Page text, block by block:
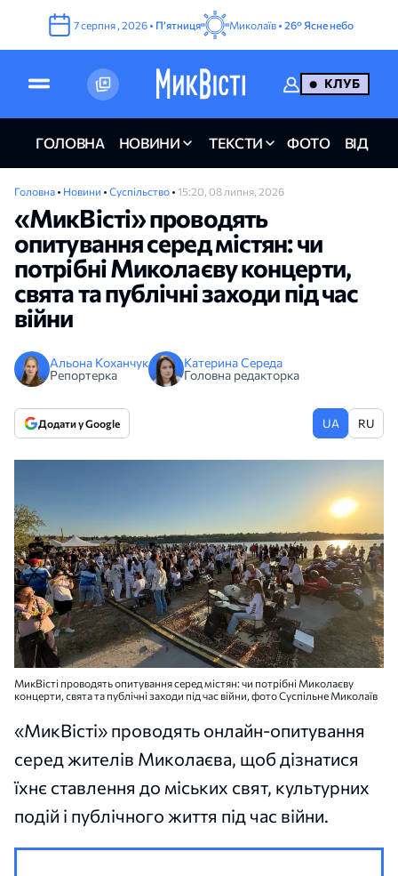
7серпня , 2026 • Пʼятниця Миколаїв • 26° Ясне небо
КЛУБ
ГОЛОВНА НОВИНИ ТЕКСТИ ФОТО ВІДЕО
Головна • Новини • Суспільство • 15:20, 08 липня, 2026
«МикВісті» проводять
опитування серед містян: чи
потрібні Миколаєву концерти,
свята та публічні заходи під час
війни
Альона Коханчук
Репортерка
Катерина Середа
Головна редакторка
Додати у Google UA RU
МикВісті проводять опитування серед містян: чи потрібні Миколаєву
концерти, свята та публічні заходи під час війни, фото Суспільне Миколаїв
«МикВісті» проводять онлайн-опитування
серед жителів Миколаєва, щоб дізнатися
їхнє ставлення до міських свят, культурних
подій і публічного життя під час війни.